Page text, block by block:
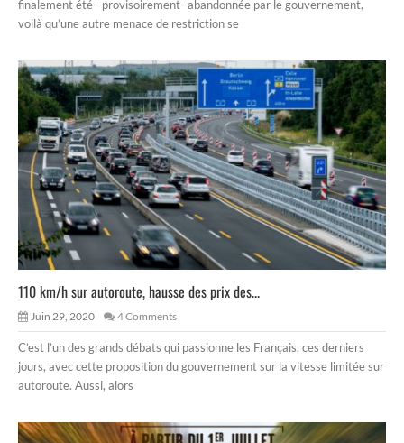
finalement été –provisoirement- abandonnée par le gouvernement,
voilà qu’une autre menace de restriction se
110 km/h sur autoroute, hausse des prix des...
Juin 29, 2020 4 Comments
C’est l’un des grands débats qui passionne les Français, ces derniers
jours, avec cette proposition du gouvernement sur la vitesse limitée sur
autoroute. Aussi, alors